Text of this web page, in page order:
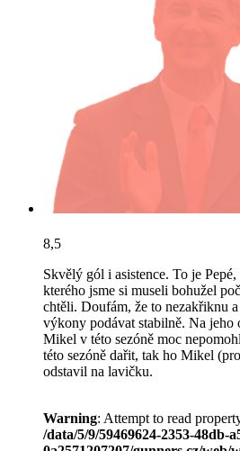
8,5
Skvělý gól i asistence. To je
kterého jsme si museli bohužel
chtěli. Doufám, že to nezakřiknu
výkony podávat stabilně. Na jeho
Mikel v této sezóně moc
této sezóně dařit, tak ho Mikel
odstavil na lavičku.
Warning: Attempt to read
/data/5/9/59469624-2353-48db-